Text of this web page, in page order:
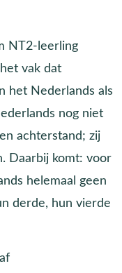
NT2-leerling
vak dat
het Nederlands als
nog niet
achterstand; zij
Daarbij komt: voor
helemaal geen
derde, hun vierde